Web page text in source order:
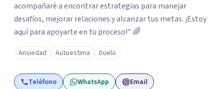
acompañaré a encontrar estrategias para manejar
desafíos, mejorar relaciones y alcanzar tus metas. ¡Estoy
aquí para apoyarte en tu proceso!" 🌈
Ansiedad Autoestima Duelo
Teléfono WhatsApp Email